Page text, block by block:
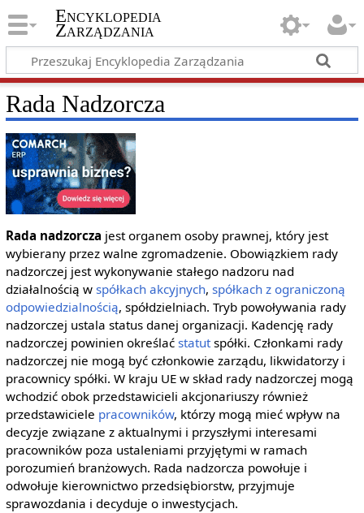
Encyklopedia
Zarządzania
Rada Nadzorcza
Rada nadzorcza jest organem osoby prawnej, który jest
wybierany przez walne zgromadzenie. Obowiązkiem rady
nadzorczej jest wykonywanie stałego nadzoru nad
działalnością w spółkach akcyjnych, spółkach z ograniczoną
odpowiedzialnością, spółdzielniach. Tryb powoływania rady
nadzorczej ustala status danej organizacji. Kadencję rady
nadzorczej powinien określać statutspółki. Członkami rady
nadzorczej nie mogą być członkowie zarządu, likwidatorzy i
pracownicy spółki. W kraju UE w skład rady nadzorczej mogą
wchodzić obok przedstawicieli akcjonariuszy również
przedstawiciele pracowników, którzy mogą mieć wpływ na
decyzje związane z aktualnymi i przyszłymi interesami
pracowników poza ustaleniami przyjętymi w ramach
porozumień branżowych. Rada nadzorcza powołuje i
odwołuje kierownictwo przedsiębiorstw, przyjmuje
sprawozdania i decyduje o inwestycjach.